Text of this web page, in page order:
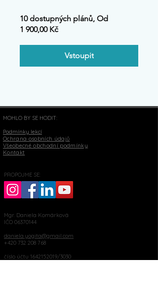
10 dostupných plánů, Od
1 900,00 Kč
Vstoupit
MOHLO BY SE HODIT:
Podmínky lekcí
Ochrana osobních údajů
Všeobecné obchodní podmínky
Kontakt
PROPOJME SE:
Mgr. Daniela Komárková
IČO 06370144
daniela.yogita@gmail.com
+420 732 208 768
číslo účtu 1642152019/3030